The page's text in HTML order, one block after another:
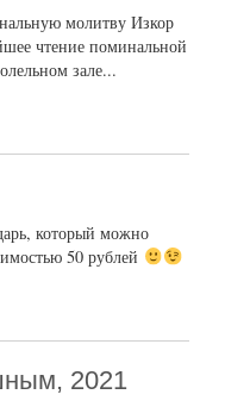
молитву Изкор
чтение поминальной
зале...
который можно
50 рублей
2021